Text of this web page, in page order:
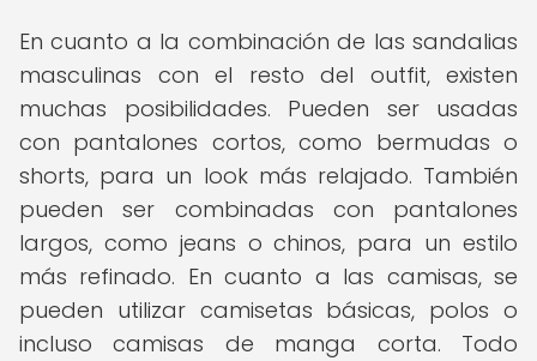
En cuanto a la combinación de las sandalias
masculinas con el resto del outfit, existen
muchas posibilidades. Pueden ser usadas
con pantalones cortos, como bermudas o
shorts, para un look más relajado. También
pueden ser combinadas con pantalones
largos, como jeans o chinos, para un estilo
más refinado. En cuanto a las camisas, se
pueden utilizar camisetas básicas, polos o
incluso camisas de manga corta. Todo